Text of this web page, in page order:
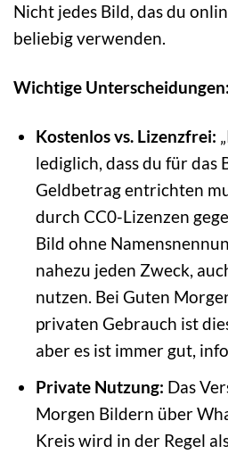
Nicht jedes Bild, das du
beliebig verwenden.
Wichtige Unterscheidungen:
Kostenlos vs. Lizenzfrei:
lediglich, dass du für das
Geldbetrag entrichten
durch CC0-Lizenzen
Bild ohne
nahezu jeden Zweck,
nutzen. Bei Guten
privaten Gebrauch ist
aber es ist immer gut,
Private Nutzung: Das
Morgen Bildern über
Kreis wird in der Regel